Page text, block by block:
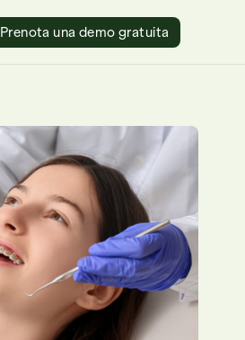
Prenota una demo gratuita